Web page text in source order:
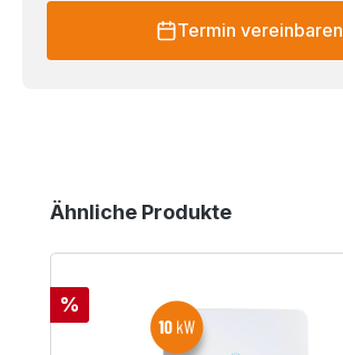
Termin vereinbaren
Produktgalerie überspringen
Ähnliche Produkte
Rabatt
%